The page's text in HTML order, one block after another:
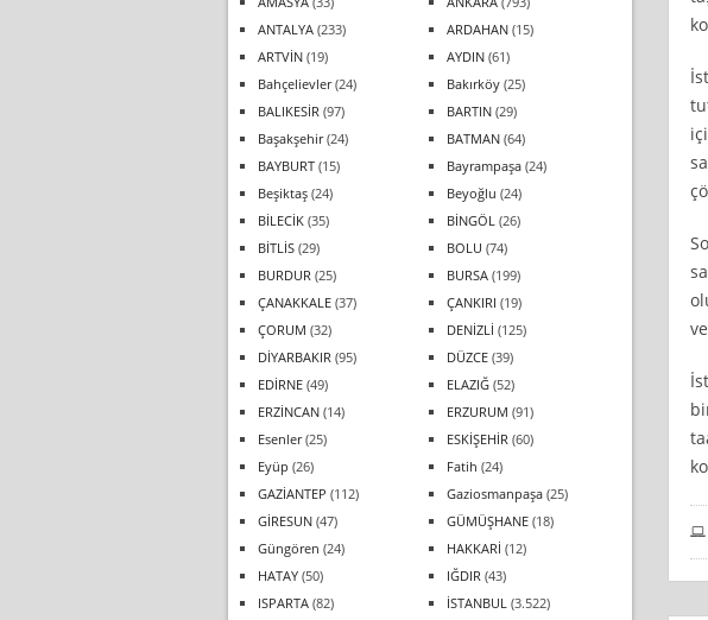
ANTALYA (233) ARDAHAN (15)
ARTVİN (19) AYDIN (61)
Bahçelievler(24) Bakırköy (25)
BALIKESİR (97) BARTIN (29)
Başakşehir(24) BATMAN (64)
BAYBURT (15) Bayrampaşa (24)
Beşiktaş (24) Beyoğlu (24)
BİLECİK (35) BİNGÖL (26)
BİTLİS (29) BOLU (74)
BURDUR (25) BURSA (199)
ÇANAKKALE (37) ÇANKIRI (19)
ÇORUM (32) DENİZLİ (125)
DİYARBAKIR (95) DÜZCE (39)
EDİRNE (49) ELAZIĞ (52)
ERZİNCAN (14) ERZURUM (91)
Esenler(25) ESKİŞEHİR (60)
Eyüp (26) Fatih (24)
GAZİANTEP (112) Gaziosmanpaşa (25)
GİRESUN (47) GÜMÜŞHANE (18)
Güngören (24) HAKKARİ (12)
HATAY (50) IĞDIR (43)
ISPARTA (82) İSTANBUL (3.522)